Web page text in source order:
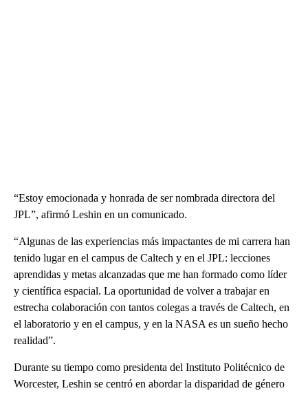
“Estoy emocionada y honrada de ser nombrada directora del
JPL”, afirmó Leshin en un comunicado.
“Algunas de las experiencias más impactantes de mi carrera han
tenido lugar en el campus de Caltech y en el JPL: lecciones
aprendidas y metas alcanzadas que me han formado como líder
y científica espacial. La oportunidad de volver a trabajar en
estrecha colaboración con tantos colegas a través de Caltech, en
el laboratorio y en el campus, y en la NASA es un sueño hecho
realidad”.
Durante su tiempo como presidenta del Instituto Politécnico de
Worcester, Leshin se centró en abordar la disparidad de género